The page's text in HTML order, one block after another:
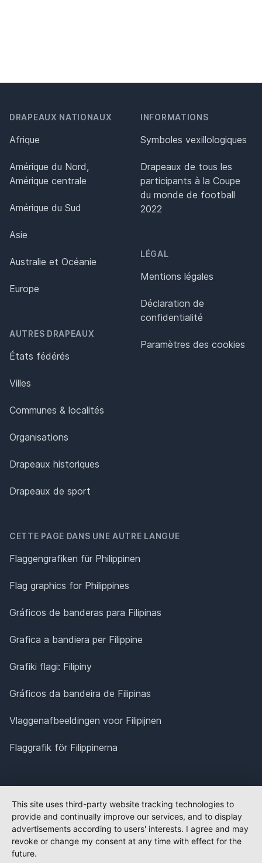
DRAPEAUX NATIONAUX
Afrique
Amérique du Nord,
Amérique centrale
Amérique du Sud
Asie
Australie et Océanie
Europe
AUTRES DRAPEAUX
États fédérés
Villes
Communes & localités
Organisations
Drapeaux historiques
Drapeaux de sport
INFORMATIONS
Symboles vexillologiques
Drapeaux de tous les
participants à la Coupe
du monde de football
2022
LÉGAL
Mentions légales
Déclaration de
confidentialité
Paramètres des cookies
CETTE PAGE DANS UNE AUTRE LANGUE
Flaggengrafiken für Philippinen
Flag graphics for Philippines
Gráficos de banderas para Filipinas
Grafica a bandiera per Filippine
Grafiki flagi: Filipiny
Gráficos da bandeira de Filipinas
Vlaggenafbeeldingen voor Filipijnen
Flaggrafik för Filippinerna
This site uses third-party website tracking technologies to
provide and continually improve our services, and to display
advertisements according to users' interests. I agree and may
revoke or change my consent at any time with effect for the
future.